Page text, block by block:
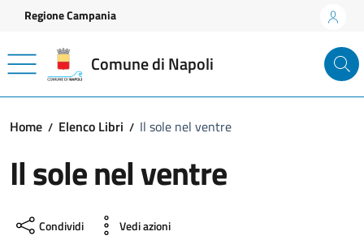
Vai ai contenuti
Vai al footer
Regione Campania
Comune di Napoli
Home Elenco Libri Il sole nel ventre
Il sole nel ventre
Condividi Vedi azioni